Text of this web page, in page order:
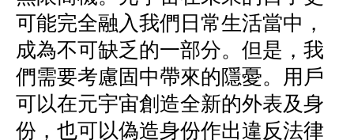
可能完全融入我們日常生活當中，
成為不可缺乏的一部分。但是，我
們需要考慮固中帶來的隱憂。用戶
可以在元宇宙創造全新的外表及身
份，也可以偽造身份作出違反法律